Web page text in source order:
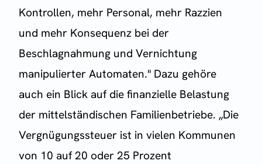
Kontrollen, mehr Personal, mehr Razzien
und mehr Konsequenz bei der
Beschlagnahmung und Vernichtung
manipulierter Automaten." Dazu gehöre
auch ein Blick auf die finanzielle Belastung
der mittelständischen Familienbetriebe. „Die
Vergnügungssteuer ist in vielen Kommunen
von 10 auf 20 oder 25 Prozent